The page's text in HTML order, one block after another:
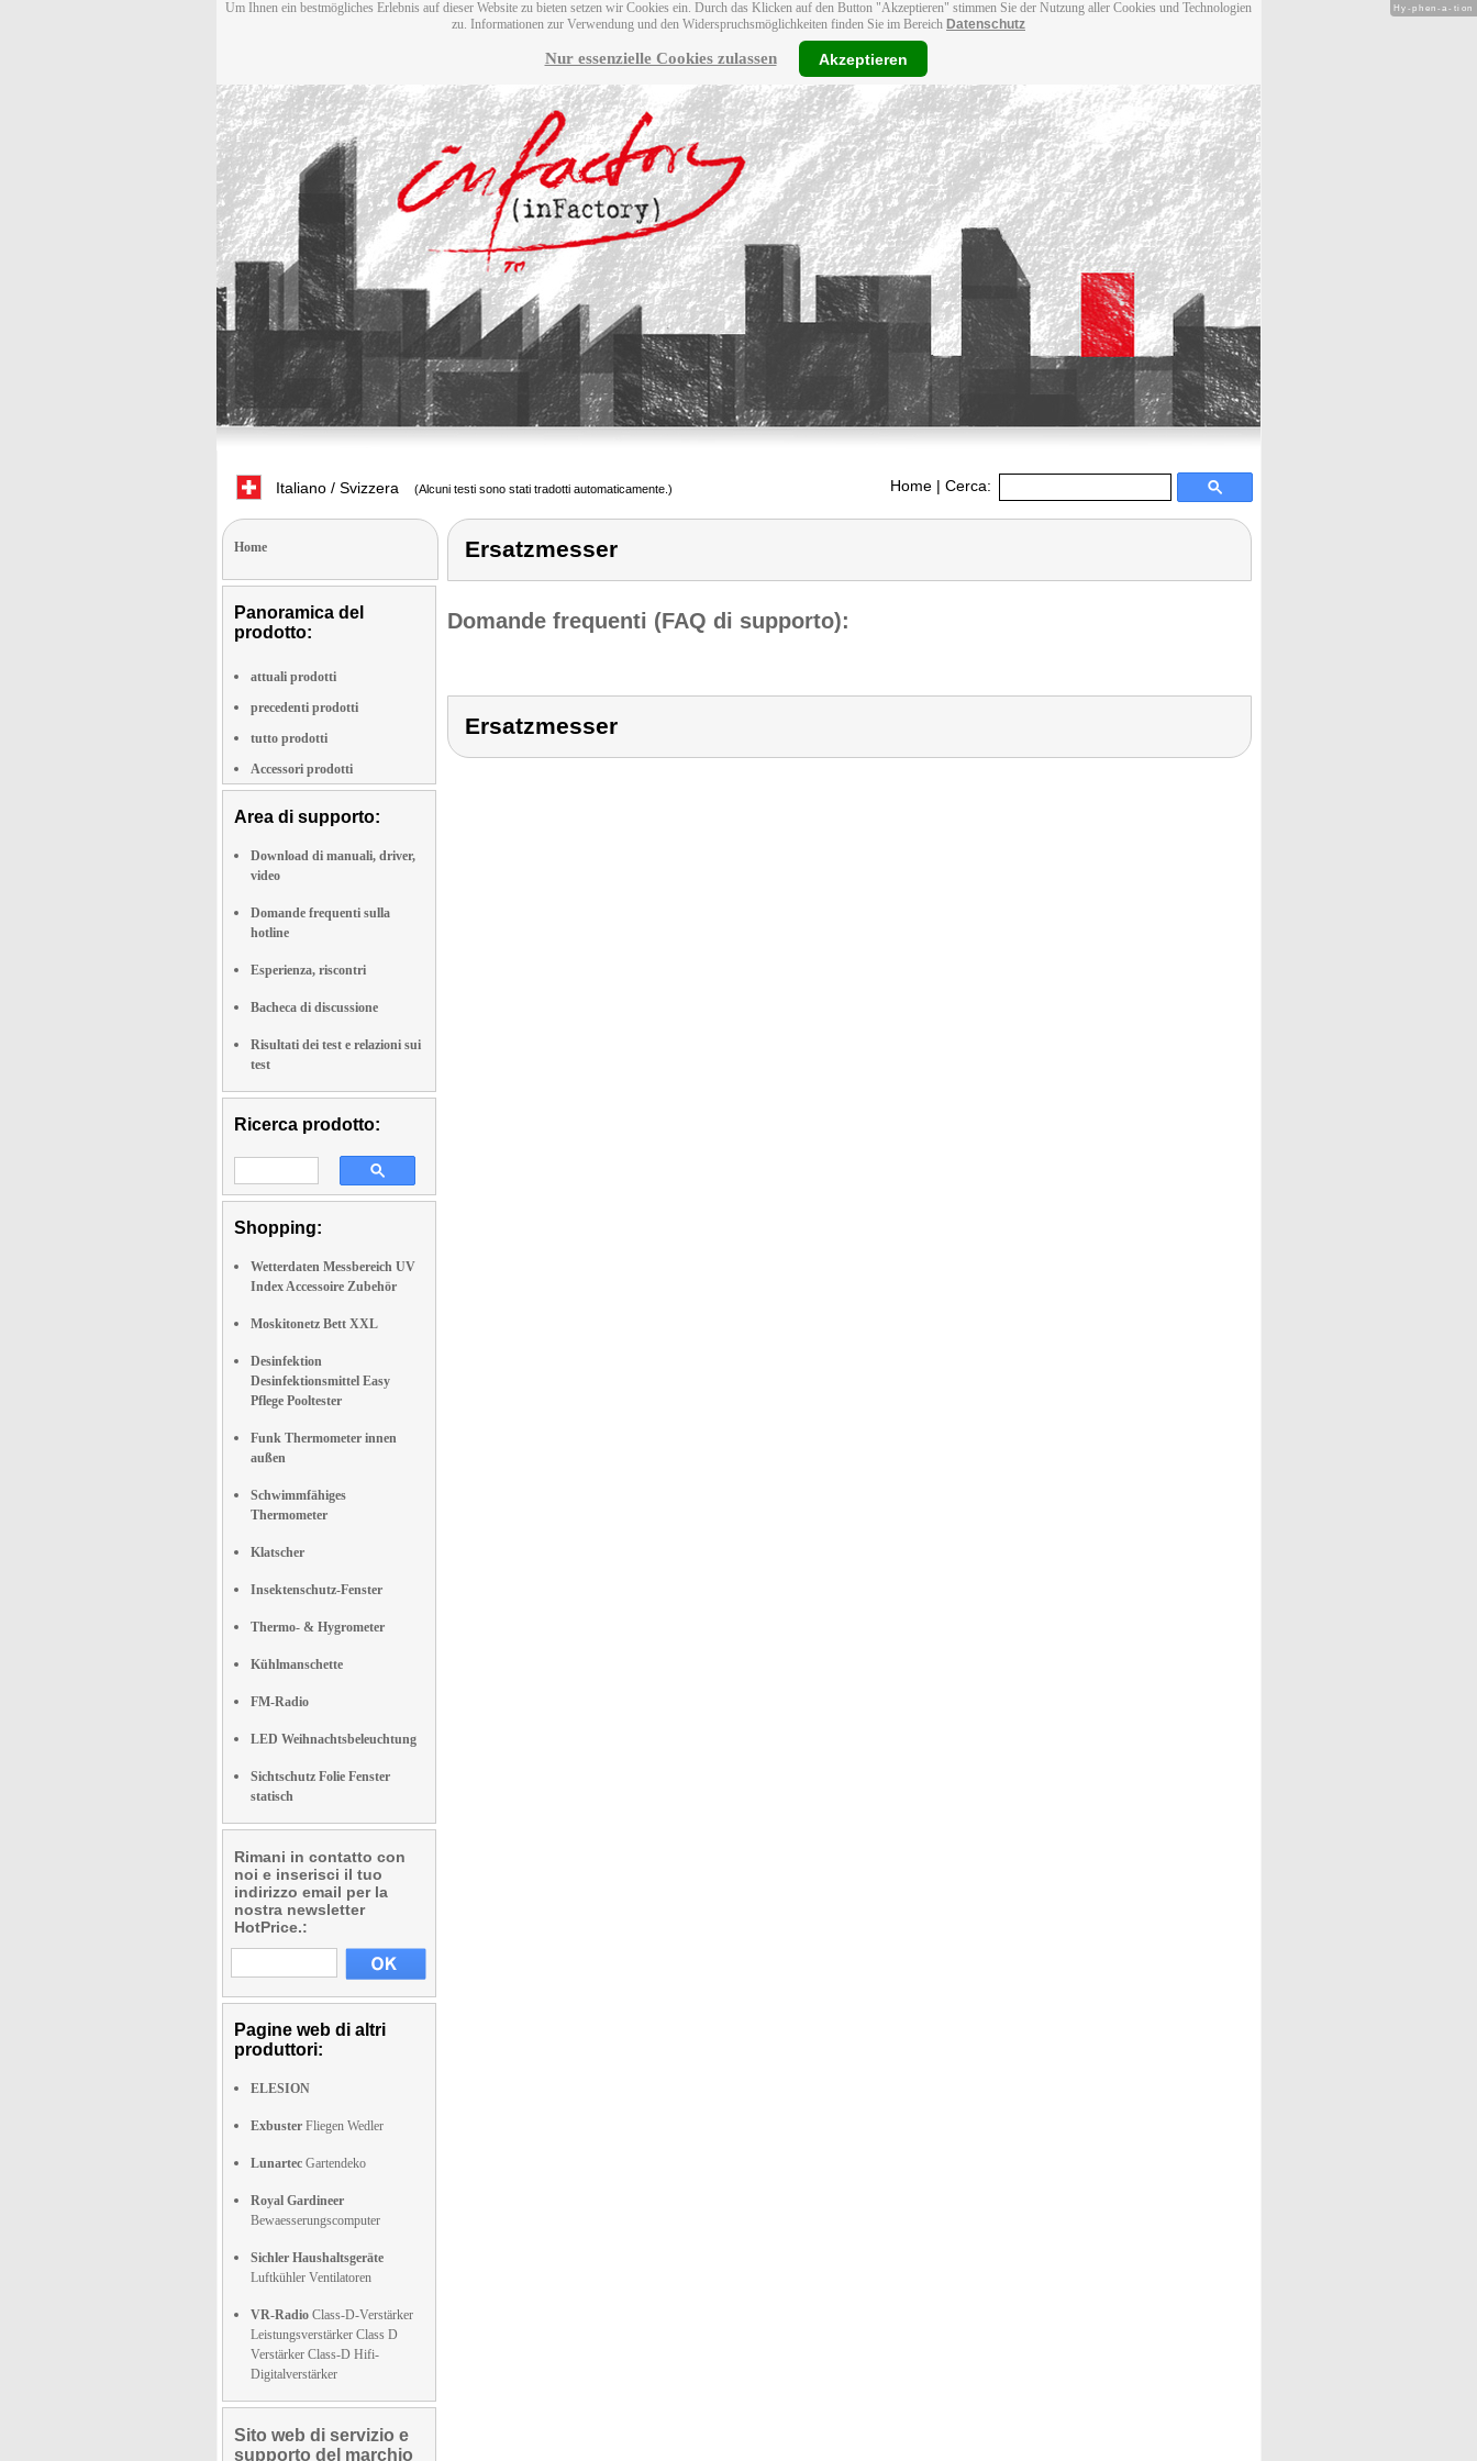
Um Ihnen ein bestmögliches Erlebnis auf dieser Website zu bieten setzen wir Cookies ein. Durch das Klicken auf den Button "Akzeptieren" stimmen Sie der Nutzung aller Cookies und Technologien
zu. Informationen zur Verwendung und den Widerspruchsmöglichkeiten finden Sie im Bereich Datenschutz
Nur essenzielle Cookies zulassen Akzeptieren
Italiano / Svizzera (Alcuni testi sono stati tradotti automaticamente.) Home | Cerca:
Home
Panoramica del
prodotto:
attuali prodotti
precedenti prodotti
tutto prodotti
Accessori prodotti
Area di supporto:
Download di manuali, driver,
video
Domande frequenti sulla
hotline
Esperienza, riscontri
Bacheca di discussione
Risultati dei test e relazioni sui
test
Ricerca prodotto:
Shopping:
Wetterdaten Messbereich UV
Index Accessoire Zubehör
Moskitonetz Bett XXL
Desinfektion
Desinfektionsmittel Easy
Pflege Pooltester
Funk Thermometer innen
außen
Schwimmfähiges
Thermometer
Klatscher
Insektenschutz-Fenster
Thermo- & Hygrometer
Kühlmanschette
FM-Radio
LED Weihnachtsbeleuchtung
Sichtschutz Folie Fenster
statisch
Rimani in contatto con
noi e inserisci il tuo
indirizzo email per la
nostra newsletter
HotPrice.:
Pagine web di altri
produttori:
ELESION
Exbuster Fliegen Wedler
Lunartec Gartendeko
Royal Gardineer
Bewaesserungscomputer
Sichler Haushaltsgeräte
Luftkühler Ventilatoren
VR-Radio Class-D-Verstärker
Leistungsverstärker Class D
Verstärker Class-D Hifi-
Digitalverstärker
Sito web di servizio e
supporto del marchio
Ersatzmesser
Domande frequenti (FAQ di supporto):
Ersatzmesser
Hy-phen-a-tion